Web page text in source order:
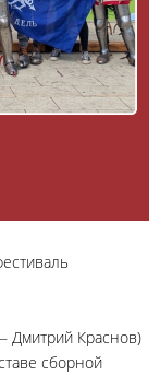
Дмитрий Краснов)
сборной